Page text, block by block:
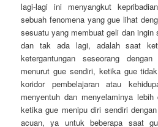
lagi-lagi ini menyangkut
sebuah fenomena yang gue lihat
sesuatu yang membuat geli dan ingin
dan tak ada lagi, adalah saat
ketergantungan seseorang
menurut gue sendiri, ketika gue
koridor pembelajaran atau
menyentuh dan menyelaminya
ketika gue menipu diri sendiri
acuan, ya untuk beberapa saat